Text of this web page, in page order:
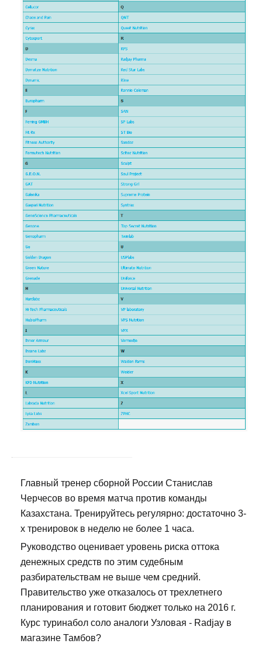
Главный тренер сборной России Станислав
Черчесов во время матча против команды
Казахстана. Тренируйтесь регулярно: достаточно 3-
х тренировок в неделю не более 1 часа.
Руководство оценивает уровень риска оттока
денежных средств по этим судебным
разбирательствам не выше чем средний.
Правительство уже отказалось от трехлетнего
планирования и готовит бюджет только на 2016 г.
Курс туринабол соло аналоги Узловая - Radjay в
магазине Тамбов?